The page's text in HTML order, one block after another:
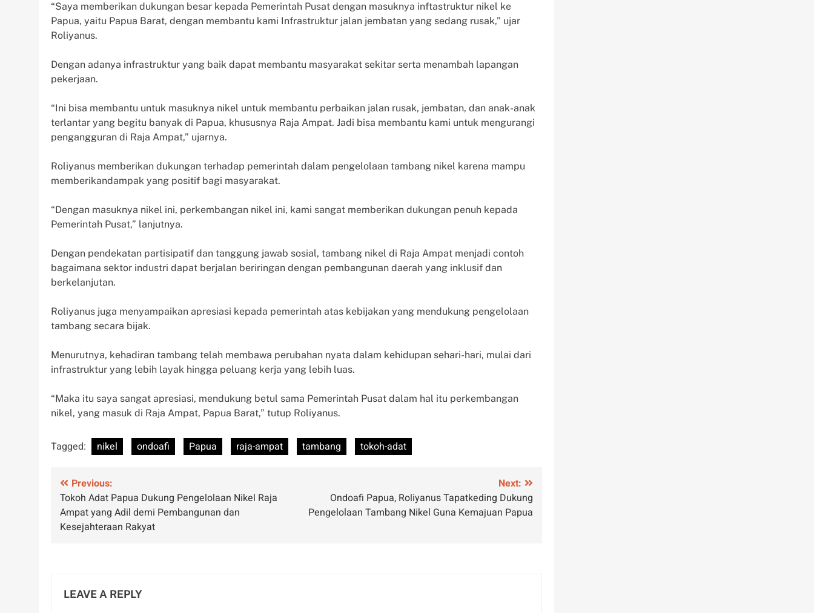
“Saya memberikan dukungan besar kepada Pemerintah Pusat dengan masuknya inftastruktur nikel ke
Papua, yaitu Papua Barat, dengan membantu kami Infrastruktur jalan jembatan yang sedang rusak,” ujar
Roliyanus.
Dengan adanya infrastruktur yang baik dapat membantu masyarakat sekitar serta menambah lapangan
pekerjaan.
“Ini bisa membantu untuk masuknya nikel untuk membantu perbaikan jalan rusak, jembatan, dan anak-anak
terlantar yang begitu banyak di Papua, khususnya Raja Ampat. Jadi bisa membantu kami untuk mengurangi
pengangguran di Raja Ampat,” ujarnya.
Roliyanus memberikan dukungan terhadap pemerintah dalam pengelolaan tambang nikel karena mampu
memberikandampak yang positif bagi masyarakat.
“Dengan masuknya nikel ini, perkembangan nikel ini, kami sangat memberikan dukungan penuh kepada
Pemerintah Pusat,” lanjutnya.
Dengan pendekatan partisipatif dan tanggung jawab sosial, tambang nikel di Raja Ampat menjadi contoh
bagaimana sektor industri dapat berjalan beriringan dengan pembangunan daerah yang inklusif dan
berkelanjutan.
Roliyanus juga menyampaikan apresiasi kepada pemerintah atas kebijakan yang mendukung pengelolaan
tambang secara bijak.
Menurutnya, kehadiran tambang telah membawa perubahan nyata dalam kehidupan sehari-hari, mulai dari
infrastruktur yang lebih layak hingga peluang kerja yang lebih luas.
“Maka itu saya sangat apresiasi, mendukung betul sama Pemerintah Pusat dalam hal itu perkembangan
nikel, yang masuk di Raja Ampat, Papua Barat,” tutup Roliyanus.
Tagged: nikel ondoafi Papua raja-ampat tambang tokoh-adat
Post
navigation
Previous:
Tokoh Adat Papua Dukung Pengelolaan Nikel Raja
Ampat yang Adil demi Pembangunan dan
Kesejahteraan Rakyat
Next:
Ondoafi Papua, Roliyanus Tapatkeding Dukung
Pengelolaan Tambang Nikel Guna Kemajuan Papua
LEAVE A REPLY